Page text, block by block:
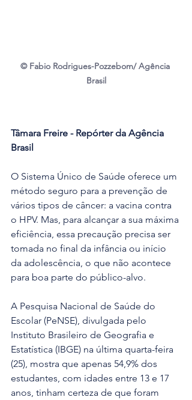
© Fabio Rodrigues-Pozzebom/ Agência
Brasil
Tâmara Freire - Repórter da Agência
Brasil
O Sistema Único de Saúde oferece um
método seguro para a prevenção de
vários tipos de câncer: a vacina contra
o HPV. Mas, para alcançar a sua máxima
eficiência, essa precaução precisa ser
tomada no final da infância ou início
da adolescência, o que não acontece
para boa parte do público-alvo.
A Pesquisa Nacional de Saúde do
Escolar (PeNSE), divulgada pelo
Instituto Brasileiro de Geografia e
Estatística (IBGE) na última quarta-feira
(25), mostra que apenas 54,9% dos
estudantes, com idades entre 13 e 17
anos, tinham certeza de que foram